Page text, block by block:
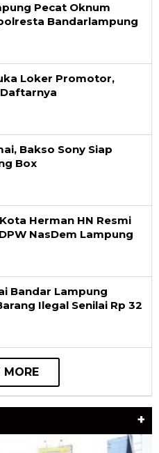
Pecat Oknum
Bandarlampung
Loker Promotor,
Bakso Sony Siap
Box
Herman HN Resmi
NasDem Lampung
Bandar Lampung
Ilegal Senilai Rp 32
+